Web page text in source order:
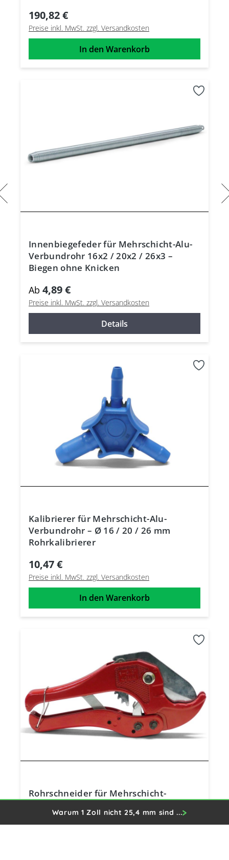
Warum 1 Zoll nicht 25,4 mm sind ...
190,82 €
Preise inkl. MwSt. zzgl. Versandkosten
In den Warenkorb
Innenbiegefeder für Mehrschicht-Alu-
Verbundrohr 16x2 / 20x2 / 26x3 –
Biegen ohne Knicken
Ab 4,89 €
Preise inkl. MwSt. zzgl. Versandkosten
Details
Kalibrierer für Mehrschicht-Alu-
Verbundrohr – Ø 16 / 20 / 26 mm
Rohrkalibrierer
10,47 €
Preise inkl. MwSt. zzgl. Versandkosten
In den Warenkorb
Rohrschneider für Mehrschicht-